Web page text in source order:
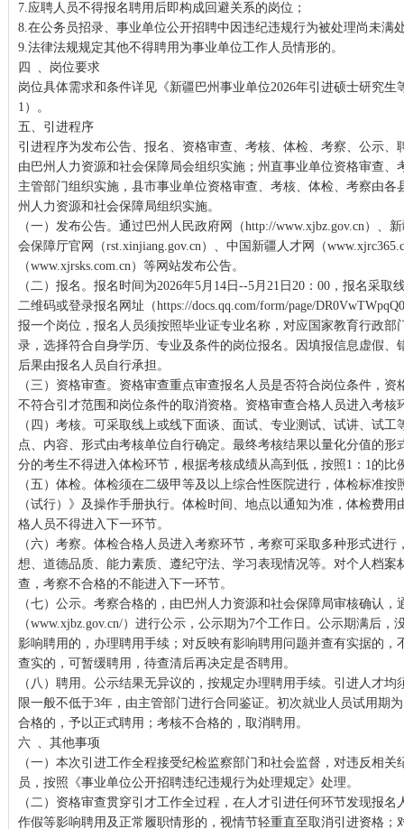
7.应聘人员不得报名聘用后即构成回避关系的岗位；
8.在公务员招录、事业单位公开招聘中因违纪违规行为被处理尚未满
9.法律法规规定其他不得聘用为事业单位工作人员情形的。
四 、岗位要求
岗位具体需求和条件详见《新疆巴州事业单位2026年引进硕士研究
1）。
五、引进程序
引进程序为发布公告、报名、资格审查、考核、体检、考察、公示、
由巴州人力资源和社会保障局会组织实施；州直事业单位资格审查、
主管部门组织实施，县市事业单位资格审查、考核、体检、考察由各
州人力资源和社会保障局组织实施。
（一）发布公告。通过巴州人民政府网（http://www.xjbz.gov.cn）、
会保障厅官网（rst.xinjiang.gov.cn）、中国新疆人才网（
（www.xjrsks.com.cn）等网站发布公告。
（二）报名。报名时间为2026年5月14日--5月21日20：00，报名采
二维码或登录报名网址（https://docs.qq.com/form/page/
报一个岗位，报名人员须按照毕业证专业名称，对应国家教育行政部
录，选择符合自身学历、专业及条件的岗位报名。因填报信息虚假、
后果由报名人员自行承担。
（三）资格审查。资格审查重点审查报名人员是否符合岗位条件，
不符合引才范围和岗位条件的取消资格。资格审查合格人员进入考核
（四）考核。可采取线上或线下面谈、面试、专业测试、试讲、试
点、内容、形式由考核单位自行确定。最终考核结果以量化分值的形
分的考生不得进入体检环节，根据考核成绩从高到低，按照1：1的比
（五）体检。体检须在二级甲等及以上综合性医院进行，体检标准
（试行）》及操作手册执行。体检时间、地点以通知为准，体检费
格人员不得进入下一环节。
（六）考察。体检合格人员进入考察环节，考察可采取多种形式进
想、道德品质、能力素质、遵纪守法、学习表现情况等。对个人档案
查，考察不合格的不能进入下一环节。
（七）公示。考察合格的，由巴州人力资源和社会保障局审核确认，
（www.xjbz.gov.cn/）进行公示，公示期为7个工作日。公示期满后
影响聘用的，办理聘用手续；对反映有影响聘用问题并查有实据的，
查实的，可暂缓聘用，待查清后再决定是否聘用。
（八）聘用。公示结果无异议的，按规定办理聘用手续。引进人才
限一般不低于3年，由主管部门进行合同鉴证。初次就业人员试用期
合格的，予以正式聘用；考核不合格的，取消聘用。
六 、其他事项
（一）本次引进工作全程接受纪检监察部门和社会监督，对违反相
员，按照《事业单位公开招聘违纪违规行为处理规定》处理。
（二）资格审查贯穿引才工作全过程，在人才引进任何环节发现报
作假等影响聘用及正常履职情形的，视情节轻重直至取消引进资格；